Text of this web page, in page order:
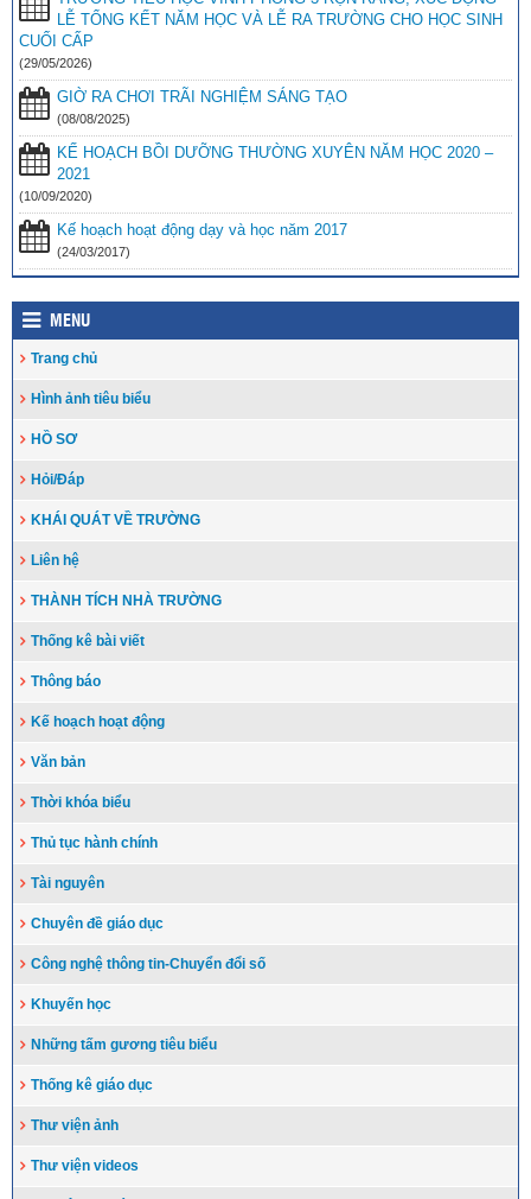
Toà án nhân dân tỉnh Kiên Giang tặng Quỹ khuyến học huyện Vĩnh
Thuận trước thềm năm học 2023-2024
Đẩy nhanh tiến độ thi công “Công trình xây nhà khuyến học năm
2023” tặng học sinh nghèo vượt khó học giỏi hiện chưa có nhà
ở(10/08/2023)
LỄ TỔNG KẾT NĂM HỌC VÀ LỄ RA TRƯỜNG CHO HỌC SINH
CUỐI CẤP
(29/05/2026)
GIỜ RA CHƠI TRÃI NGHIỆM SÁNG TẠO
(08/08/2025)
KẾ HOẠCH BỒI DƯỠNG THƯỜNG XUYÊN NĂM HỌC 2020 –
2021
(10/09/2020)
Kế hoạch hoạt động dạy và học năm 2017
(24/03/2017)
MENU
Trang chủ
Hình ảnh tiêu biểu
HỒ SƠ
Hỏi/Đáp
KHÁI QUÁT VỀ TRƯỜNG
Liên hệ
THÀNH TÍCH NHÀ TRƯỜNG
Thống kê bài viết
Thông báo
Kế hoạch hoạt động
Văn bản
Thời khóa biểu
Thủ tục hành chính
Tài nguyên
Chuyên đề giáo dục
Công nghệ thông tin-Chuyển đổi số
Khuyến học
Những tấm gương tiêu biểu
Thống kê giáo dục
Thư viện ảnh
Thư viện videos